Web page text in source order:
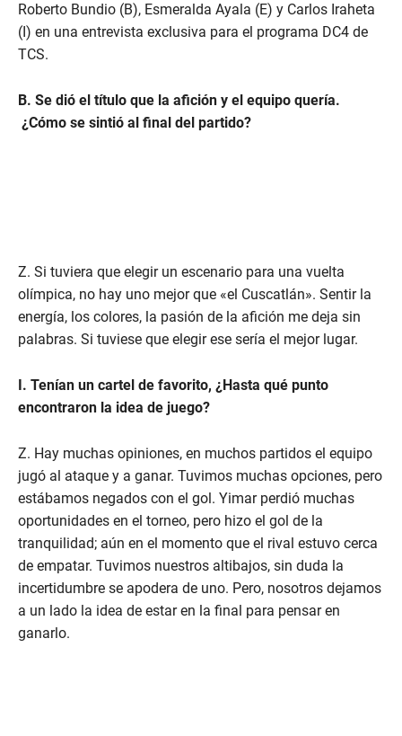
Roberto Bundio (B), Esmeralda Ayala (E) y Carlos Iraheta
(I) en una entrevista exclusiva para el programa DC4 de
TCS.
B. Se dió el título que la afición y el equipo quería.
¿Cómo se sintió al final del partido?
Z. Si tuviera que elegir un escenario para una vuelta
olímpica, no hay uno mejor que «el Cuscatlán». Sentir la
energía, los colores, la pasión de la afición me deja sin
palabras. Si tuviese que elegir ese sería el mejor lugar.
I. Tenían un cartel de favorito, ¿Hasta qué punto
encontraron la idea de juego?
Z. Hay muchas opiniones, en muchos partidos el equipo
jugó al ataque y a ganar. Tuvimos muchas opciones, pero
estábamos negados con el gol. Yimar perdió muchas
oportunidades en el torneo, pero hizo el gol de la
tranquilidad; aún en el momento que el rival estuvo cerca
de empatar. Tuvimos nuestros altibajos, sin duda la
incertidumbre se apodera de uno. Pero, nosotros dejamos
a un lado la idea de estar en la final para pensar en
ganarlo.